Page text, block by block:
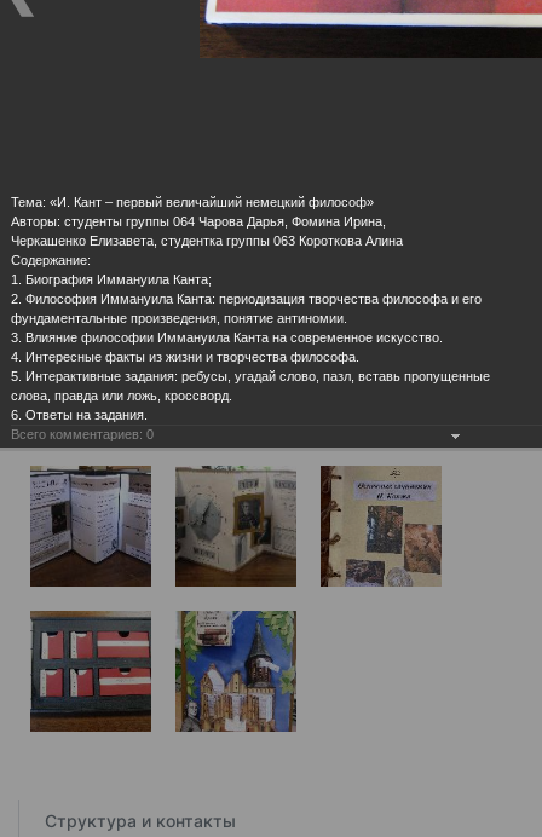
Структура и контакты
Тема: «И. Кант – первый величайший немецкий философ»
Авторы: студенты группы 064 Чарова Дарья, Фомина Ирина,
Черкашенко Елизавета, студентка группы 063 Короткова Алина
Содержание:
1. Биография Иммануила Канта;
2. Философия Иммануила Канта: периодизация творчества философа и его
фундаментальные произведения, понятие антиномии.
3. Влияние философии Иммануила Канта на современное искусство.
4. Интересные факты из жизни и творчества философа.
5. Интерактивные задания: ребусы, угадай слово, пазл, вставь пропущенные
слова, правда или ложь, кроссворд.
6. Ответы на задания.
Всего комментариев: 0